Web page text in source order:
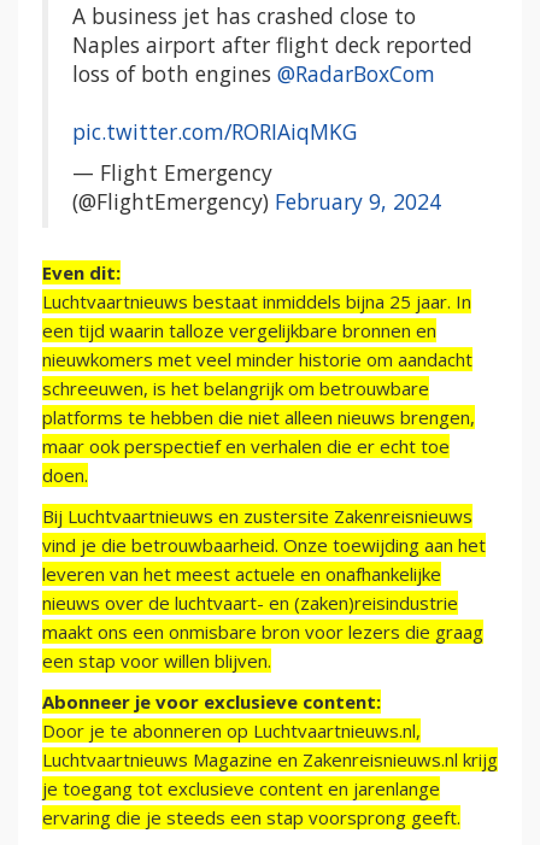
A business jet has crashed close to
Naples airport after flight deck reported
loss of both engines @RadarBoxCom
pic.twitter.com/RORIAiqMKG
— Flight Emergency
(@FlightEmergency) February 9, 2024
Even dit:
Luchtvaartnieuws bestaat inmiddels bijna 25 jaar. In
een tijd waarin talloze vergelijkbare bronnen en
nieuwkomers met veel minder historie om aandacht
schreeuwen, is het belangrijk om betrouwbare
platforms te hebben die niet alleen nieuws brengen,
maar ook perspectief en verhalen die er echt toe
doen.
Bij Luchtvaartnieuws en zustersite Zakenreisnieuws
vind je die betrouwbaarheid. Onze toewijding aan het
leveren van het meest actuele en onafhankelijke
nieuws over de luchtvaart- en (zaken)reisindustrie
maakt ons een onmisbare bron voor lezers die graag
een stap voor willen blijven.
Abonneer je voor exclusieve content:
Door je te abonneren op Luchtvaartnieuws.nl,
Luchtvaartnieuws Magazine en Zakenreisnieuws.nl krijg
je toegang tot exclusieve content en jarenlange
ervaring die je steeds een stap voorsprong geeft.